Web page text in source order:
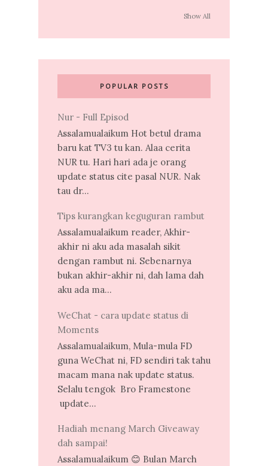
Show All
POPULAR POSTS
Nur - Full Episod
Assalamualaikum Hot betul drama
baru kat TV3 tu kan. Alaa cerita
NUR tu. Hari hari ada je orang
update status cite pasal NUR. Nak
tau dr...
Tips kurangkan keguguran rambut
Assalamualaikum reader, Akhir-
akhir ni aku ada masalah sikit
dengan rambut ni. Sebenarnya
bukan akhir-akhir ni, dah lama dah
aku ada ma...
WeChat - cara update status di
Moments
Assalamualaikum, Mula-mula FD
guna WeChat ni, FD sendiri tak tahu
macam mana nak update status.
Selalu tengok Bro Framestone
update...
Hadiah menang March Giveaway
dah sampai!
Assalamualaikum 😊 Bulan March